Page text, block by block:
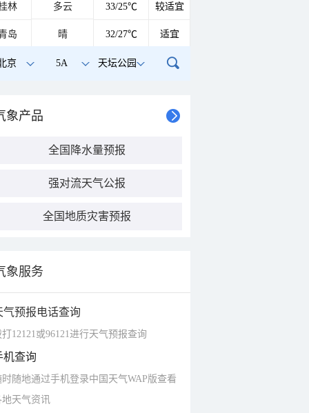
林 多云 33/25℃ 较适宜
岛 晴 32/27℃ 适宜
京 5A 天坛公园
象产品
全国降水量预报
强对流天气公报
全国地质灾害预报
象服务
气预报电话查询
打12121或96121进行天气预报查询
机查询
时随地通过手机登录中国天气WAP版查看
地天气资讯